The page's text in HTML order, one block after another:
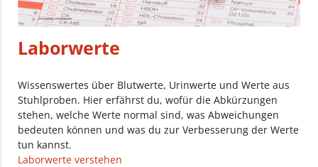
Laborwerte
Wissenswertes über Blutwerte, Urinwerte und Werte aus
Stuhlproben. Hier erfährst du, wofür die Abkürzungen
stehen, welche Werte normal sind, was Abweichungen
bedeuten können und was du zur Verbesserung der Werte
tun kannst.
Laborwerte verstehen